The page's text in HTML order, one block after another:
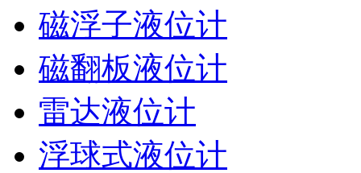
磁浮子液位计
磁翻板液位计
雷达液位计
浮球式液位计